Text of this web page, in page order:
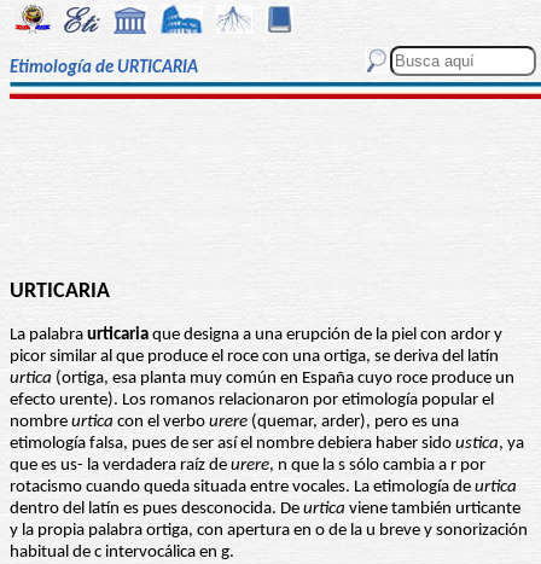
Etimología de URTICARIA
URTICARIA
La palabra urticaria que designa a una erupción de la piel con ardor y
picor similar al que produce el roce con una ortiga, se deriva del latín
urtica (ortiga, esa planta muy común en España cuyo roce produce un
efecto urente). Los romanos relacionaron por etimología popular el
nombre urtica con el verbo urere (quemar, arder), pero es una
etimología falsa, pues de ser así el nombre debiera haber sido ustica, ya
que es us- la verdadera raíz de urere, n que la s sólo cambia a r por
rotacismo cuando queda situada entre vocales. La etimología de urtica
dentro del latín es pues desconocida. De urtica viene también urticante
y la propia palabra ortiga, con apertura en o de la u breve y sonorización
habitual de c intervocálica en g.